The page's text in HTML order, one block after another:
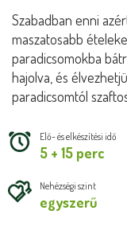
Szabadban enni
maszatosabb
paradicsomokba
hajolva, és
paradicsomtól
Elő- és elkészítési idő
5 + 15 perc
Nehézségi szint
egyszerű